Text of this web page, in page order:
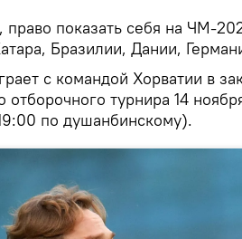
показать себя на ЧМ-
Бразилии, Дании,
с командой Хорватии в
отборочного турнира 14
по душанбинскому).